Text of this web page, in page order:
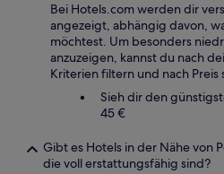
Bei Hotels.com werden dir
angezeigt, abhängig davon,
möchtest. Um besonders
anzuzeigen, kannst du nach
Kriterien filtern und nach Preis
Sieh dir den
45 €
Gibt es Hotels in der Nähe von
die voll erstattungsfähig sind?